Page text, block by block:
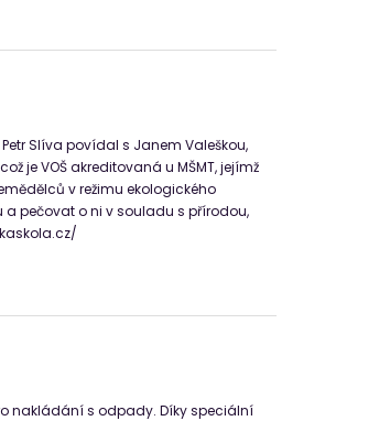
Slíva povídal s Janem Valeškou,
je VOŠ akreditovaná u MŠMT, jejímž
v režimu ekologického
a pečovat o ni v souladu s přírodou,
nakládání s odpady. Díky speciální